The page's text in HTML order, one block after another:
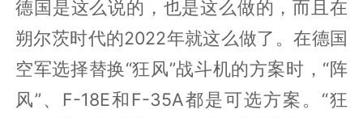
德国是这么说的，也是这么做的，而且在
朔尔茨时代的2022年就这么做了。在德国
空军选择替换“狂风”战斗机的方案时，“阵
风”、F-18E和F-35A都是可选方案。“狂